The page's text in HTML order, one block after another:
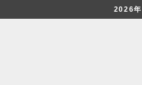
2026